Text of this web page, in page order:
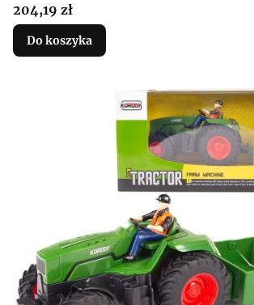
Cena
204,19 zł
Do koszyka